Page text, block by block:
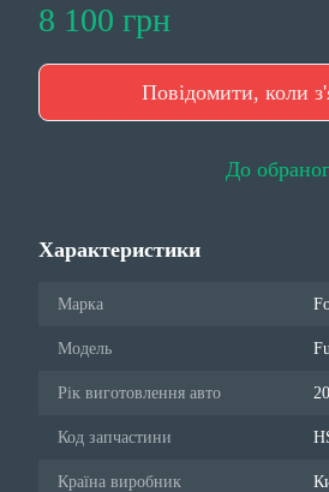
8 100 грн
Повідомити, коли
До
Характеристики
Марка
Модель
Рік виготовлення авто
Код запчастини
Країна виробник